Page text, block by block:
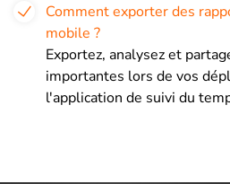
Comment exporter des
mobile ?
Exportez, analysez et
importantes lors de vos
l'application de suivi du